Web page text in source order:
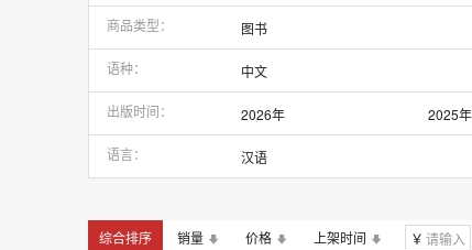
商品类型 图书
语种 中文
出版时间 2026年 2025年
2016年
2015年
语言
汉语
综合排序 销量 价格 上架时间 ￥